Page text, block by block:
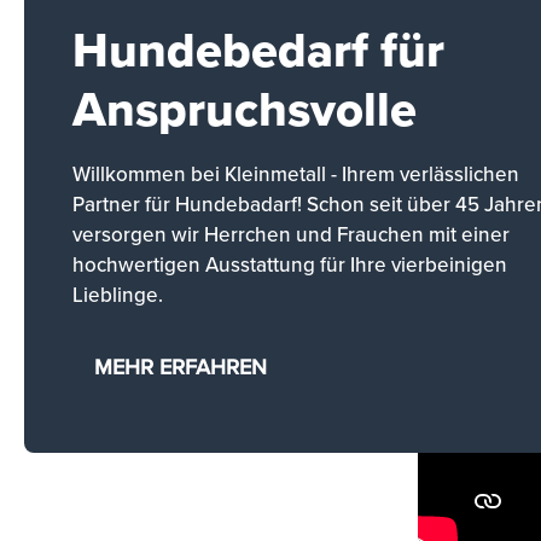
Hundebedarf für
Anspruchsvolle
Willkommen bei Kleinmetall - Ihrem verlässlichen
Partner für Hundebadarf! Schon seit über 45
versorgen wir Herrchen und Frauchen mit einer
hochwertigen Ausstattung für Ihre vierbeinigen
Lieblinge.
MEHR ERFAHREN